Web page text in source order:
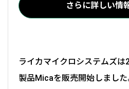
さらに詳しい情
ライカマイクロシステムズ
製品Micaを販売開始しまし